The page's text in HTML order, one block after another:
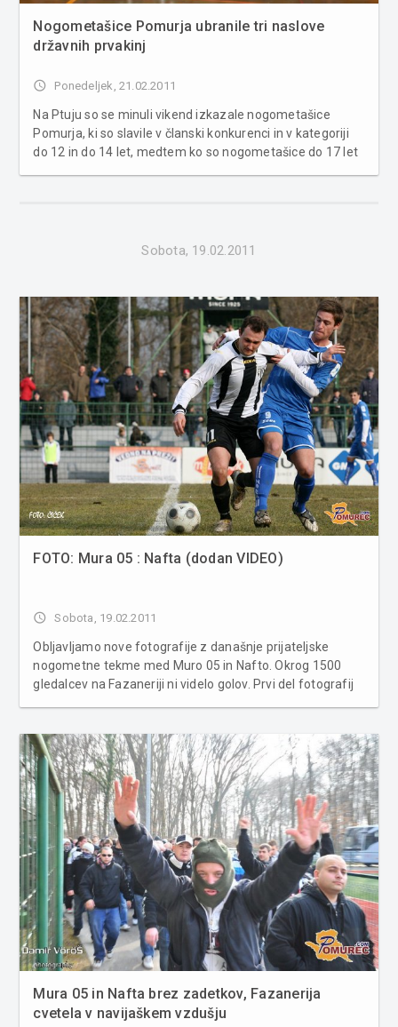
Nogometašice Pomurja ubranile tri naslove
državnih prvakinj
access_time Ponedeljek, 21.02.2011
Na Ptuju so se minuli vikend izkazale nogometašice
Pomurja, ki so slavile v članski konkurenci in v kategoriji
do 12 in do 14 let, medtem ko so nogometašice do 17 let
Sobota, 19.02.2011
FOTO: Mura 05 : Nafta (dodan VIDEO)
access_time Sobota, 19.02.2011
Obljavljamo nove fotografije z današnje prijateljske
nogometne tekme med Muro 05 in Nafto. Okrog 1500
gledalcev na Fazaneriji ni videlo golov. Prvi del fotografij
Mura 05 in Nafta brez zadetkov, Fazanerija
cvetela v navijaškem vzdušju